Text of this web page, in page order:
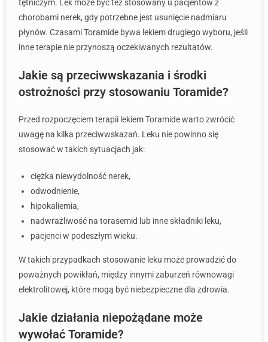
tętniczym. Lek może być też stosowany u pacjentów z
chorobami nerek, gdy potrzebne jest usunięcie nadmiaru
płynów. Czasami Toramide bywa lekiem drugiego wyboru, jeśli
inne terapie nie przynoszą oczekiwanych rezultatów.
Jakie są przeciwwskazania i środki
ostrożności przy stosowaniu Toramide?
Przed rozpoczęciem terapii lekiem Toramide warto zwrócić
uwagę na kilka przeciwwskazań. Leku nie powinno się
stosować w takich sytuacjach jak:
ciężka niewydolność nerek,
odwodnienie,
hipokaliemia,
nadwrażliwość na torasemid lub inne składniki leku,
pacjenci w podeszłym wieku.
W takich przypadkach stosowanie leku może prowadzić do
poważnych powikłań, między innymi zaburzeń równowagi
elektrolitowej, które mogą być niebezpieczne dla zdrowia.
Jakie działania niepożądane może
wywołać Toramide?